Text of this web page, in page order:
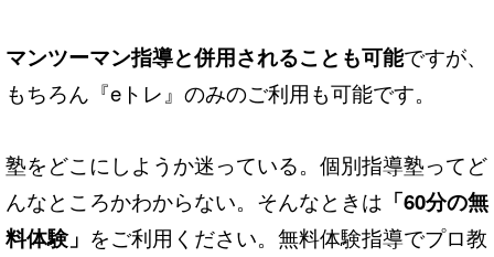
マンツーマン指導と併用されることも可能ですが、
もちろん『eトレ』のみのご利用も可能です。
塾をどこにしようか迷っている。個別指導塾ってど
んなところかわからない。そんなときは 「60分の無
料体験」 をご利用ください。無料体験指導でプロ教